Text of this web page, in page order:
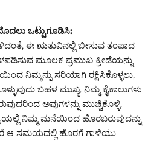
ಒಟ್ಟುಗೂಡಿಸಿ:
ಈ ಋತುವಿನಲ್ಲಿ ಬೀಸುವ ತಂಪಾದ
ಮೂಲಕ ಪ್ರಮುಖ ಕ್ರೀಡೆಯನ್ನು
ನಿಮ್ಮನ್ನು ಸರಿಯಾಗಿ ರಕ್ಷಿಸಿಕೊಳ್ಳಲು,
ಬಹಳ ಮುಖ್ಯ. ನಿಮ್ಮ ಕೈಕಾಲುಗಳು
ಅವುಗಳನ್ನು ಮುಚ್ಚಿಕೊಳ್ಳಿ.
ನಿಮ್ಮ ಮನೆಯಿಂದ ಹೊರಬರುವುದನ್ನು
ಆ ಸಮಯದಲ್ಲಿ ಹೊರಗೆ ಗಾಳಿಯು